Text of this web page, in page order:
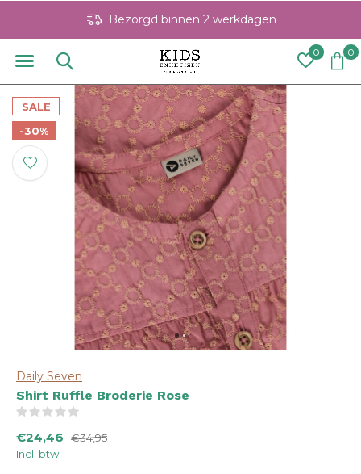
0 0
Bezorgd binnen 2 werkdagen
SALE
-30%
Daily Seven
Shirt Ruffle Broderie Rose
€24,46
€34,95
Incl. btw